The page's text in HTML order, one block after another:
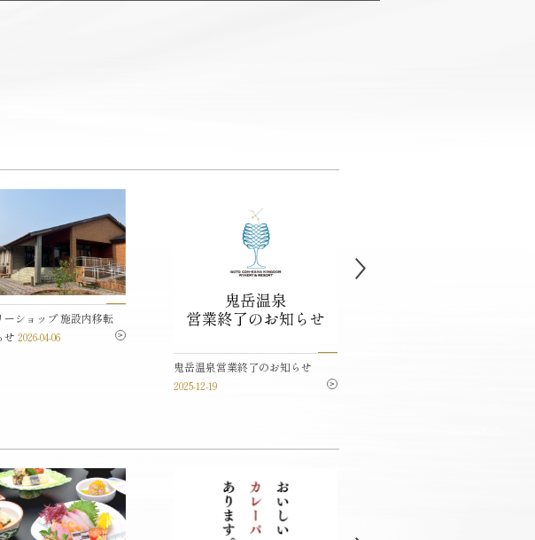
ーショップ 施設内移転
せ 2026-04-06
鬼岳温泉営業終了のお知らせ
2025-12-19